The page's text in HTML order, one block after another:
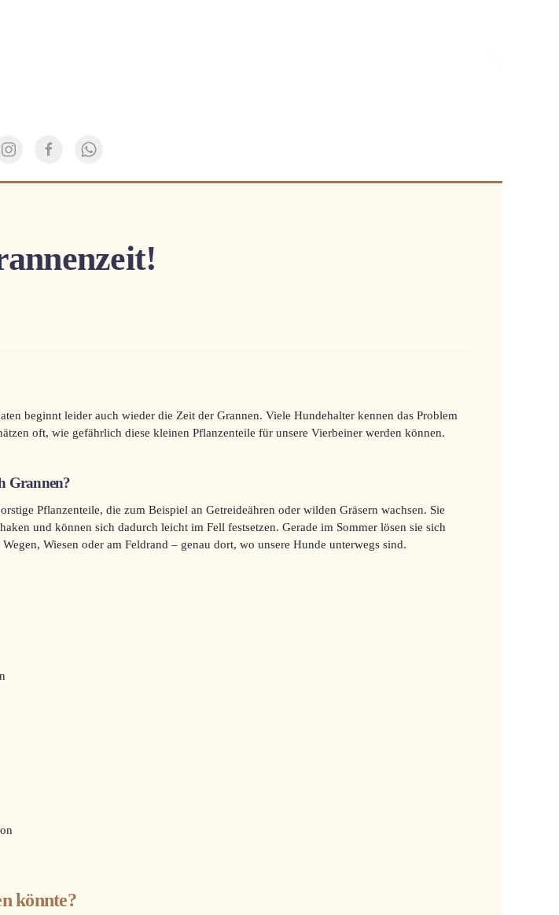
beginnt leider auch wieder die Zeit der Grannen. Viele Hundehalter kennen das Problem
oft, wie gefährlich diese kleinen Pflanzenteile für unsere Vierbeiner werden können.
Grannen?
Pflanzenteile, die zum Beispiel an Getreideähren oder wilden Gräsern wachsen. Sie
und können sich dadurch leicht im Fell festsetzen. Gerade im Sommer lösen sie sich
Wiesen oder am Feldrand – genau dort, wo unsere Hunde unterwegs sind.
könnte?